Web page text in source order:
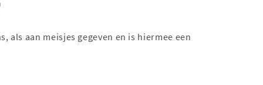
als aan meisjes gegeven en is hiermee een